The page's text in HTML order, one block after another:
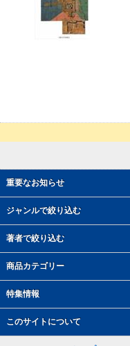
重要なお知らせ
ジャンルで絞り込む
著者で絞り込む
商品カテゴリー
特集情報
このサイトについて